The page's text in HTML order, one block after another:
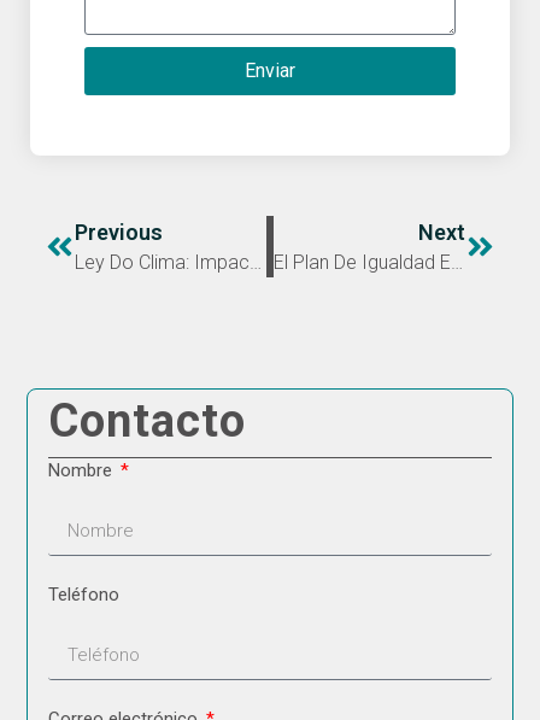
Enviar
Previous
Ley Do Clima: Impacto Y Desafíos Para Las Empresas De Galicia
Next
El Plan De Igualdad En Las Administraciones Públicas
Contacto
Nombre
Teléfono